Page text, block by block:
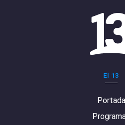
El 13
Portada